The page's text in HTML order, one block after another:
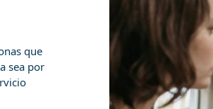
que
sea por